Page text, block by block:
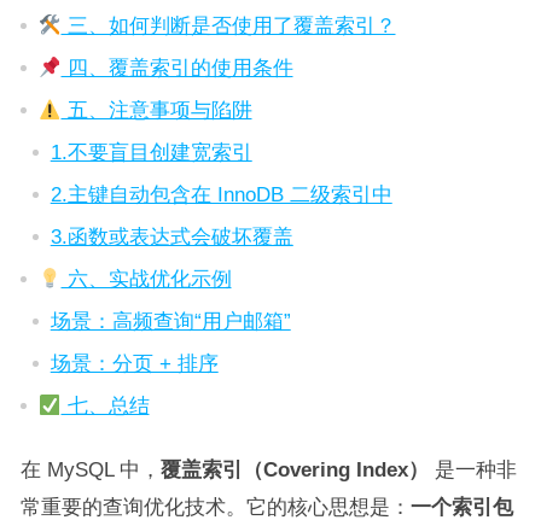
三、如何判断是否使用了覆盖索引？
四、覆盖索引的使用条件
五、注意事项与陷阱
1.不要盲目创建宽索引
2.主键自动包含在 InnoDB 二级索引中
3.函数或表达式会破坏覆盖
六、实战优化示例
场景：高频查询“用户邮箱”
场景：分页 + 排序
七、总结
在 MySQL 中， 覆盖索引（Covering Index）
是一种非
常重要的查询优化技术。它的核心思想是： 一个索引包